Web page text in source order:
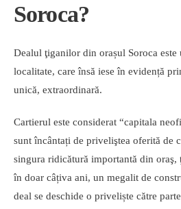
Soroca?
Dealul ţiganilor din orașul Soroca
localitate, care însă iese în evidență
unică, extraordinară.
Cartierul este considerat “capitala
sunt încântați de priveliştea oferită de
singura ridicătură importantă din oraş,
în doar câțiva ani, un megalit de
deal se deschide o priveliște către